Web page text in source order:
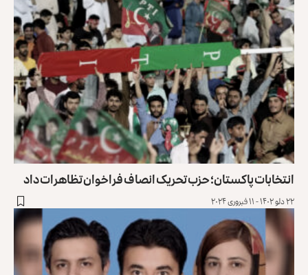
انتخابات پاکستان؛ حزب تحریک انصاف فراخوان تظاهرات داد
۲۲ دلو ۱۴۰۲ - ۱۱ فبروری ۲۰۲۴